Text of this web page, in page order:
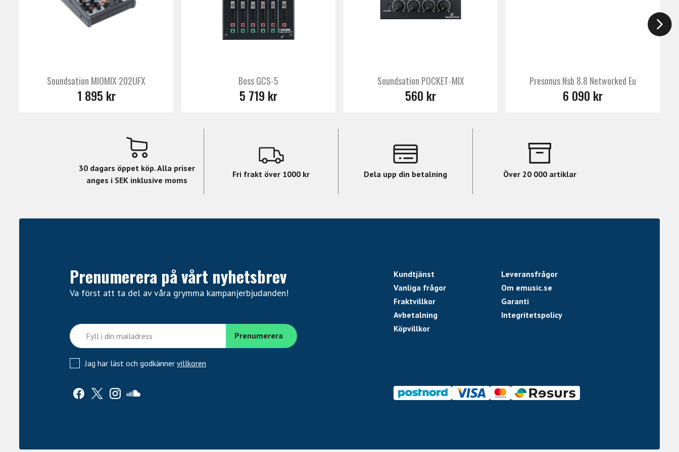
Soundsation MIOMIX 202UFX
1 895 kr
Boss GCS-5
5 719 kr
Soundsation POCKET-MIX
560 kr
Presonus Nsb 8.8 Networked Eu
6 090 kr
30 dagars öppet köp. Alla priser
anges i SEK inklusive moms
Fri frakt över 1000 kr Dela upp din betalning Över 20 000 artiklar
Prenumerera på vårt nyhetsbrev
Va först att ta del av våra grymma kampanjerbjudanden!
Jag har läst och godkänner villkoren
Kundtjänst
Leveransfrågor
Vanliga frågor
Om emusic.se
Fraktvillkor
Garanti
Avbetalning
Integritetspolicy
Köpvillkor